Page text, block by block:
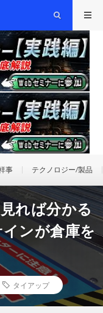
事 テクノロジー/製品
れば分かる
ンが倉庫を
タイアップ